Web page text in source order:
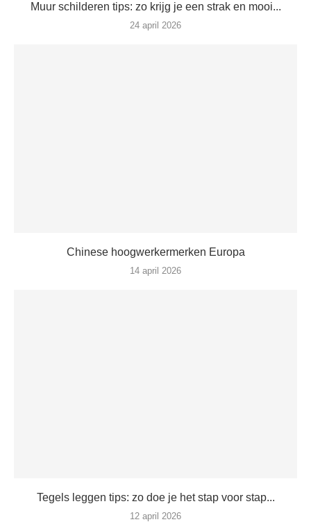
Muur schilderen tips: zo krijg je een strak en mooi...
24 april 2026
Chinese hoogwerkermerken Europa
14 april 2026
Tegels leggen tips: zo doe je het stap voor stap...
12 april 2026